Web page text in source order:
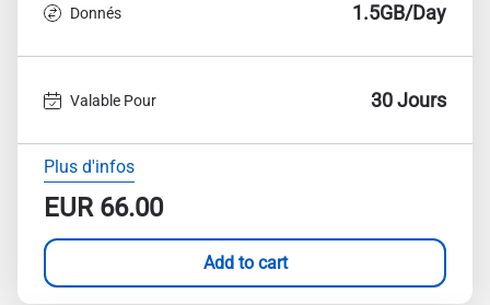
Donnés 1.5GB/Day
Valable Pour 30 Jours
Plus d'infos
EUR66.00
Add to cart